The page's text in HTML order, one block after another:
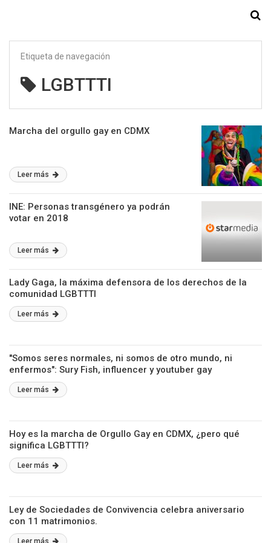
Etiqueta de navegación
LGBTTTI
Marcha del orgullo gay en CDMX
Leer más
INE: Personas transgénero ya podrán
votar en 2018
Leer más
Lady Gaga, la máxima defensora de los derechos de la
comunidad LGBTTTI
Leer más
"Somos seres normales, ni somos de otro mundo, ni
enfermos": Sury Fish, influencer y youtuber gay
Leer más
Hoy es la marcha de Orgullo Gay en CDMX, ¿pero qué
significa LGBTTTI?
Leer más
Ley de Sociedades de Convivencia celebra aniversario
con 11 matrimonios.
Leer más